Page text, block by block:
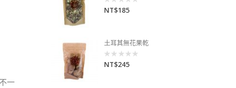
一
0
NT$185
土耳其無花果乾
0
NT$245